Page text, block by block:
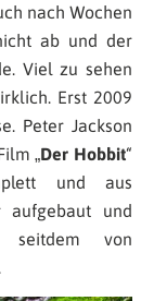
nach Wochen
ab und der
Viel zu sehen
Erst 2009
Peter Jackson
„Der Hobbit“
und aus
aufgebaut und
von